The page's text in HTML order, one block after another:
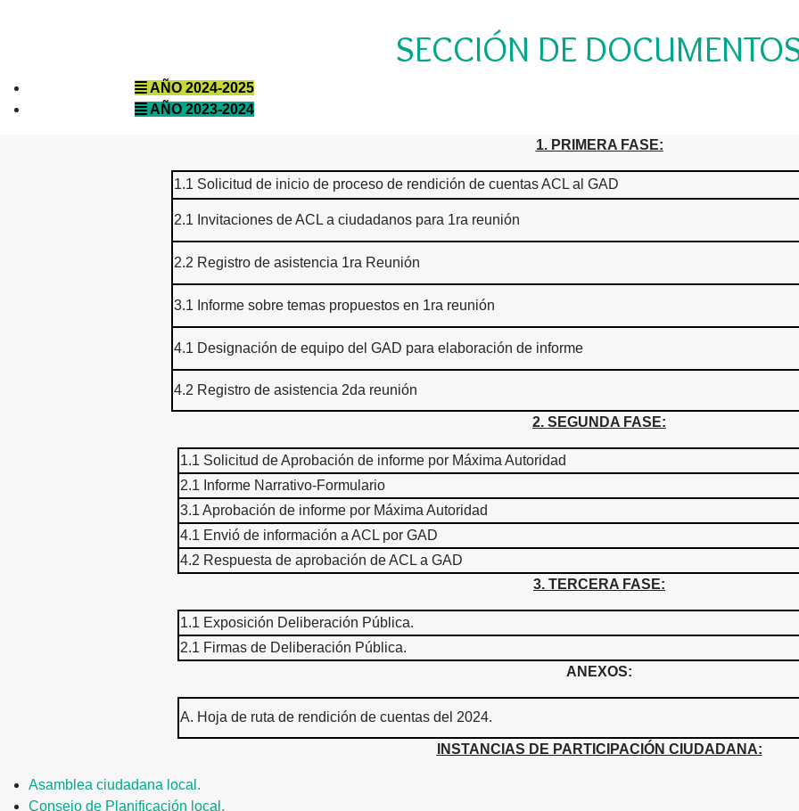
SECCIÓN DE
AÑO 2024-2025
AÑO 2023-2024
1. PRIMERA FASE:
1.1 Solicitud de inicio de proceso de rendición de cuentas ACL al GAD
2.1 Invitaciones de ACL a ciudadanos para 1ra reunión
2.2 Registro de asistencia 1ra Reunión
3.1 Informe sobre temas propuestos en 1ra reunión
4.1 Designación de equipo del GAD para elaboración de informe
4.2 Registro de asistencia 2da reunión
2. SEGUNDA FASE:
1.1 Solicitud de Aprobación de informe por Máxima Autoridad
2.1 Informe Narrativo-Formulario
3.1 Aprobación de informe por Máxima Autoridad
4.1 Envió de información a ACL por GAD
4.2 Respuesta de aprobación de ACL a GAD
3. TERCERA FASE:
1.1 Exposición Deliberación Pública.
2.1 Firmas de Deliberación Pública.
ANEXOS:
A. Hoja de ruta de rendición de cuentas del 2024.
INSTANCIAS DE PARTICIPACIÓN CIUDADANA:
Asamblea ciudadana local.
Consejo de Planificación local.